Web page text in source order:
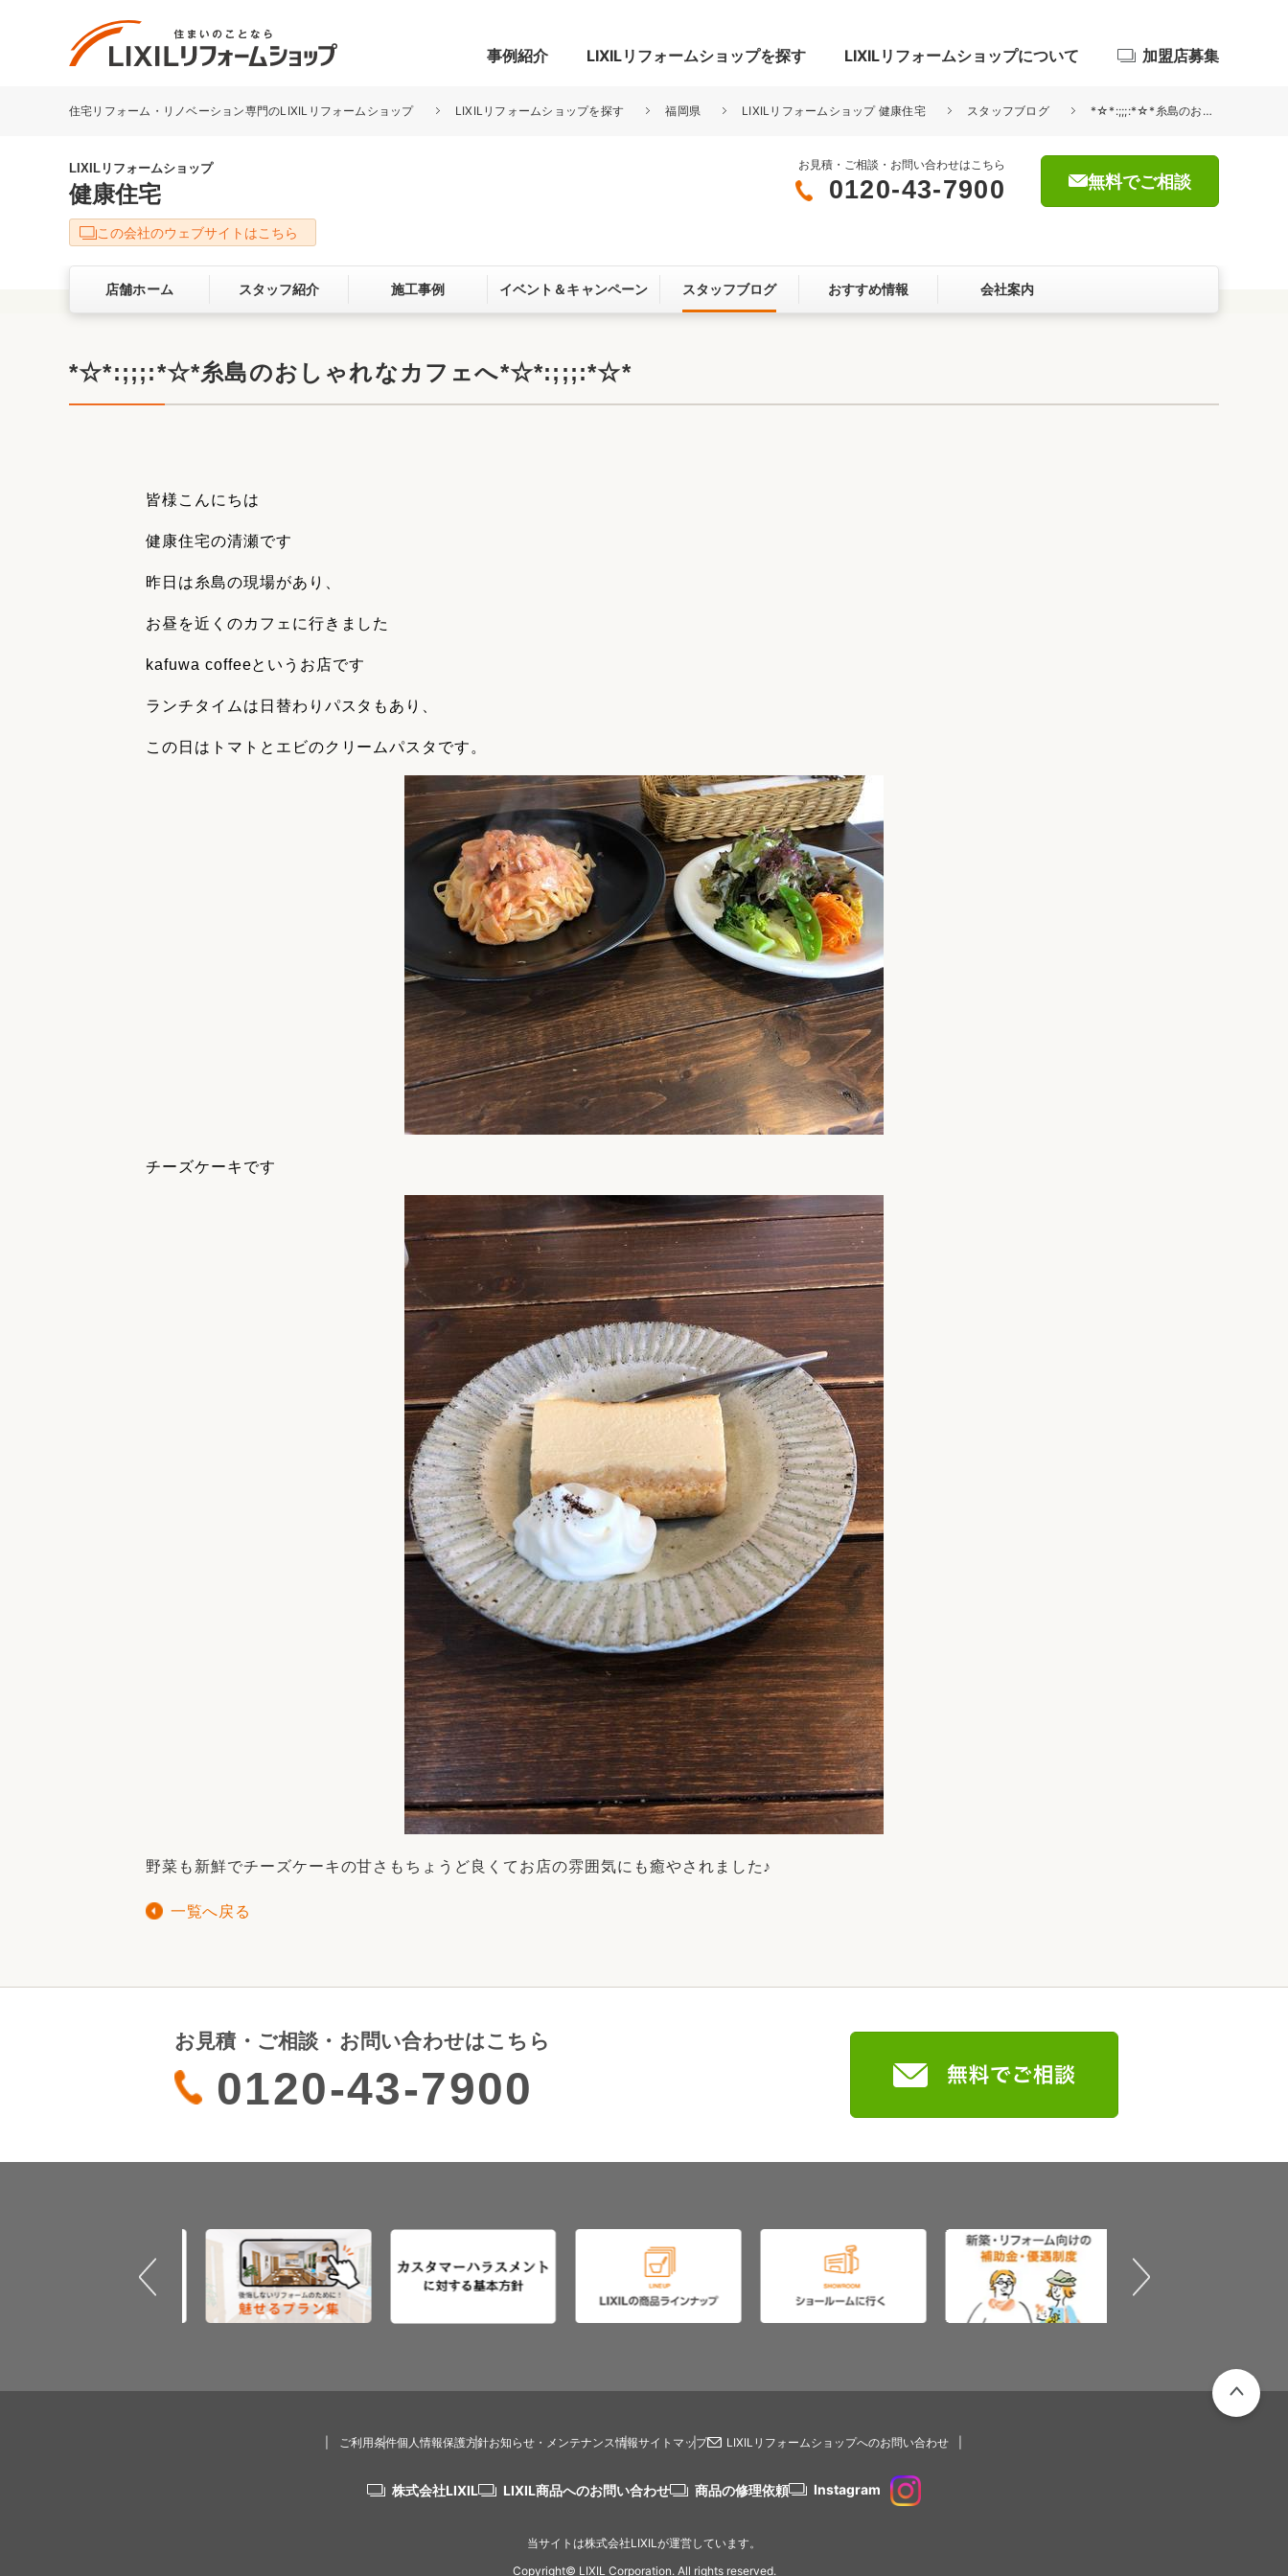
事例紹介
リフォーム事例を探す
キッチン
洗面化粧室 トイレ 玄関まわり 門まわり 屋根・外壁
ベランダ・バルコニー ガーデンスペース カースペース
お客さまの声
LIXILリフォームショップを探す LIXILリフォームショップについて
LIXILリフォームショップについて
サービス向上・品質改善の取り組み お客さま満足度アンケート
ここちいい暮らしをつくる、価値・性能向上
リフォームコンシェルジュ®
中古物件探しから性能向上リフォームをワン
加盟店募集
住宅リフォーム・リノベーション専門のLIXILリフォームショップ LIXILリフォームショップを探す 福岡県 LIXILリフォームショップ 健康住宅 スタッフブログ *☆*:;;;:*☆*糸島のおしゃれなカフェへ*☆*:;;;:*☆*
LIXILリフォームショップ
健康住宅
お見積・ご相談・お問い合わせはこちら
0120-43-7900 無料でご相談
この会社のウェブサイトはこちら
店舗ホーム スタッフ紹介 施工事例 イベント＆キャンペーン スタッフブログ おすすめ情報 会社案内
*☆*:;;;:*☆*糸島のおしゃれなカフェへ*☆*:;;;:*☆*
皆様こんにちは
健康住宅の清瀬です
昨日は糸島の現場があり、
お昼を近くのカフェに行きました
kafuwa coffeeというお店です
ランチタイムは日替わりパスタもあり、
この日はトマトとエビのクリームパスタです。
チーズケーキです
野菜も新鮮でチーズケーキの甘さもちょうど良くてお店の雰囲気にも癒やされました♪
一覧へ戻る
お見積・ご相談・お問い合わせはこちら
0120-43-7900
ご利用条件個人情報保護方針お知らせ・メンテナンス情報サイトマップ LIXILリフォームショップへのお問い合わせ
株式会社LIXIL LIXIL商品へのお問い合わせ 商品の修理依頼 Instagram
当サイトは株式会社LIXILが運営しています。
Copyright© LIXIL Corporation. All rights reserved.